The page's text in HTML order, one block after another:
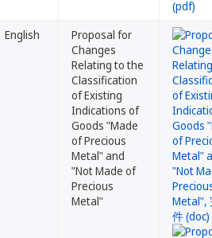
English
Proposal for
Changes
Relating to the
Classification
of Existing
Indications of
Goods "Made
of Precious
Metal" and
"Not Made of
Precious
Metal"